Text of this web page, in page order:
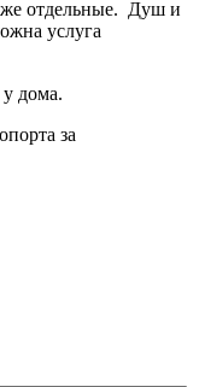
отдельные. Душ и
услуга
у дома.
за